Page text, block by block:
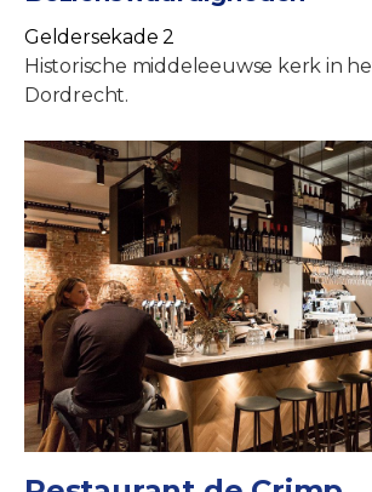
Geldersekade 2
Historische middeleeuwse kerk in
Dordrecht.